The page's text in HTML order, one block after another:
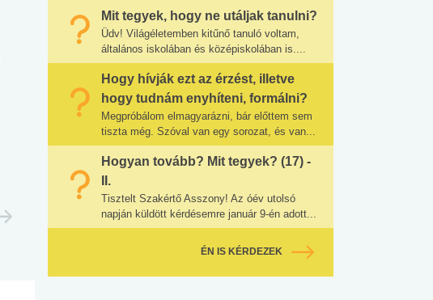
Mit tegyek, hogy ne utáljak tanulni?
Üdv! Világéletemben kitűnő tanuló voltam,
általános iskolában és középiskolában is....
Hogy hívják ezt az érzést, illetve
hogy tudnám enyhíteni, formálni?
Megpróbálom elmagyarázni, bár előttem sem
tiszta még. Szóval van egy sorozat, és van...
Hogyan tovább? Mit tegyek? (17) -
II.
Tisztelt Szakértő Asszony! Az óév utolsó
napján küldött kérdésemre január 9-én adott...
ÉN IS KÉRDEZEK